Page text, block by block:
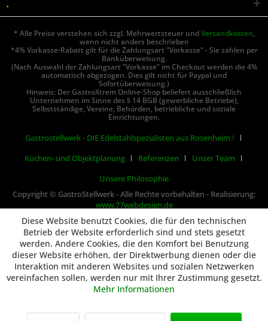
.
* Alle Preise verstehen sich zzgl. Mehrwertsteuer undVersandkosten,
wenn nicht anders beschrieben
*4% Vorkasse-Rabatt gilt für die Zahlungsart "Vorkasse" - Sie zahlen per
Banküberweisung.
(Nach Auswahl der Zahlungsart "Vorkasse" im Checkout werden die 4%
automatisch abgezogen. Dies gilt nicht für Paypal und
Sofortüberweisung.)
Hinweis: Der GastroXtrem Online-Shop beliefert ausschließlich
Unternehmen im Sinne des § 14 BGB (gewerbliche Betriebe),
Selbstständige, Vereine, Behörden, betriebliche und soziale
Einrichtungen.
Gastrostellwerk - DIE Edelstahlspezialisten aus Rosenheim !
Küchen- und Objektplanung
Referenzen
Unser Team
Unsere Philosophie
Copyright © GastroStellwerk - Alle Rechte vorbehalten - Realisierung:
www.77webdesign.de
Diese Website benutzt Cookies, die für den technischen
Betrieb der Website erforderlich sind und stets gesetzt
werden. Andere Cookies, die den Komfort bei Benutzung
dieser Website erhöhen, der Direktwerbung dienen oder die
Interaktion mit anderen Websites und sozialen Netzwerken
vereinfachen sollen, werden nur mit Ihrer Zustimmung gesetzt.
Mehr Informationen